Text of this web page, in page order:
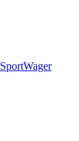
SportWager